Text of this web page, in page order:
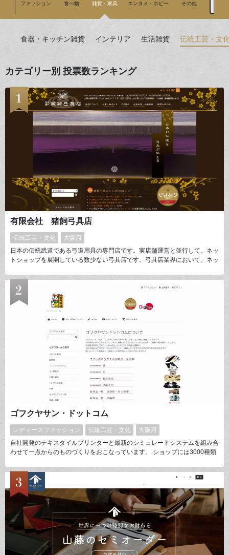
ファッション 食べ物 雑貨・家具 エンタメ・ホビー その他
食器・キッチン雑貨 インテリア 生活雑貨 伝統工芸・文
カテゴリー別 投票数ランキング
有限会社 猪飼弓具店
伝統工芸・文化
大阪府
日本の伝統武道である弓道用具の専門店です。実店舗運営と並行して、ネッ
トショップを展開している数少ない弓具店です。弓具店業界において、ネッ
ります。また、当店の「職人気質が弓具を伝える」というキャッチコピーに
則り、商品の詳細やお客様のご質問に対しても、SNSやメール等を用いて
迅速かつ懇切丁寧にお応えできるよう日々努めています。
ゴフクヤサン・ドットコム
レディースファッション 伝統工芸・文化
大阪府
自社開発のテキスタイルプリンターと最新のシミュレートシステムを組み合
わせて一点からのものづくりをおこなっています。 ショップには3000種類